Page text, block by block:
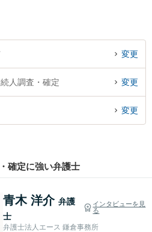
変更
人調査・確定 変更
変更
確定に強い弁護士
青木 洋介 弁護
士
インタビューを見
る
弁護士法人エース 鎌倉事務所